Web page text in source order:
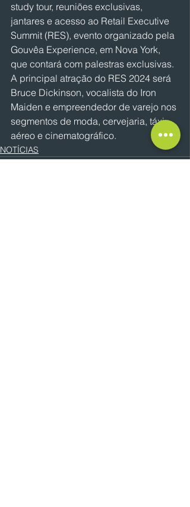
study tour, reuniões exclusivas,
jantares e acesso ao Retail Executive
Summit (RES), evento organizado pela
Gouvêa Experience, em Nova York,
que contará com palestras exclusivas.
A principal atração do RES 2024 será
Bruce Dickinson, vocalista do Iron
Maiden e empreendedor de varejo nos
segmentos de moda, cervejaria, táxi
aéreo e cinematográfico.
NOTÍCIAS